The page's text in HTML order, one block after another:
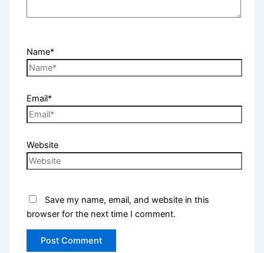
Name*
Email*
Website
Save my name, email, and website in this
browser for the next time I comment.